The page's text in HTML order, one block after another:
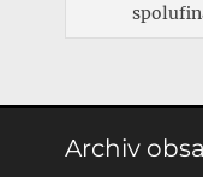
Archiv